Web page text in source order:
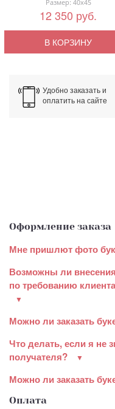
Размер: 40x45
12 350 руб.
В КОРЗИНУ
Удобно заказать и
оплатить на сайте
Оформление заказа
Мне пришлют фото
Возможны ли
по требованию
Можно ли заказать
Что делать, если я не
получателя?
Можно ли заказать
Оплата